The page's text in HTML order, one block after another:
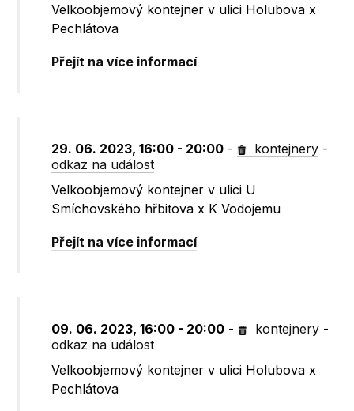
Velkoobjemový kontejner v ulici Holubova x
Pechlátova
Přejít na více informací
29. 06. 2023, 16:00 - 20:00 - kontejnery -
odkaz na událost
Velkoobjemový kontejner v ulici U
Smíchovského hřbitova x K Vodojemu
Přejít na více informací
09. 06. 2023, 16:00 - 20:00 - kontejnery -
odkaz na událost
Velkoobjemový kontejner v ulici Holubova x
Pechlátova